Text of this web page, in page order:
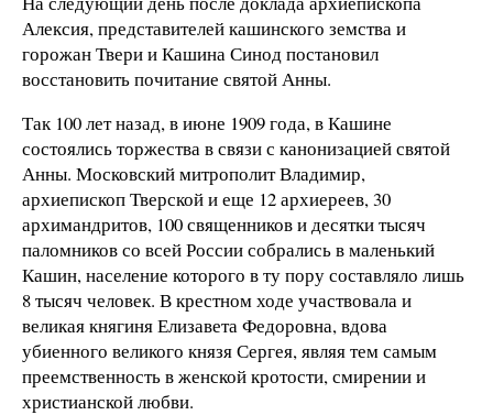
Алексия, представителей кашинского земства и
горожан Твери и Кашина Синод постановил
восстановить почитание святой Анны.
Так 100 лет назад, в июне 1909 года, в Кашине
состоялись торжества в связи с канонизацией святой
Анны. Московский митрополит Владимир,
архиепископ Тверской и еще 12 архиереев, 30
архимандритов, 100 священников и десятки тысяч
паломников со всей России собрались в маленький
Кашин, население которого в ту пору составляло лишь
8 тысяч человек. В крестном ходе участвовала и
великая княгиня Елизавета Федоровна, вдова
убиенного великого князя Сергея, являя тем самым
преемственность в женской кротости, смирении и
христианской любви.